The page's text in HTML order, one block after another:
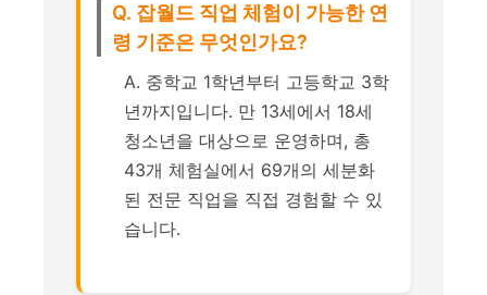
Q. 잡월드 직업 체험이 가능한 연
령 기준은 무엇인가요?
A. 중학교 1학년부터 고등학교 3학
년까지입니다. 만 13세에서 18세
청소년을 대상으로 운영하며, 총
43개 체험실에서 69개의 세분화
된 전문 직업을 직접 경험할 수 있
습니다.